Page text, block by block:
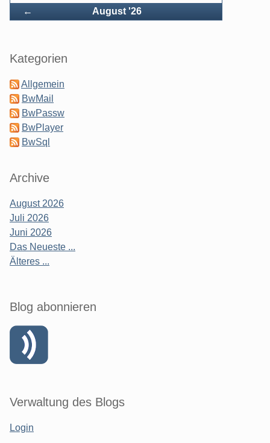
← August '26
Seitenleiste
Kategorien
Allgemein
BwMail
BwPassw
BwPlayer
BwSql
Archive
August 2026
Juli 2026
Juni 2026
Das Neueste ...
Älteres ...
Blog abonnieren
Verwaltung des Blogs
Login